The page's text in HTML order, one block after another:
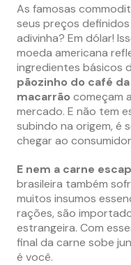
As famosas
seus preços
adivinha? Em dólar!
moeda americana
ingredientes básicos
pãozinho do café
macarrão começam
mercado. E não tem
subindo na origem, é
chegar ao
E nem a carne
brasileira também
muitos insumos
rações, são
estrangeira. Com
final da carne sobe
é você.